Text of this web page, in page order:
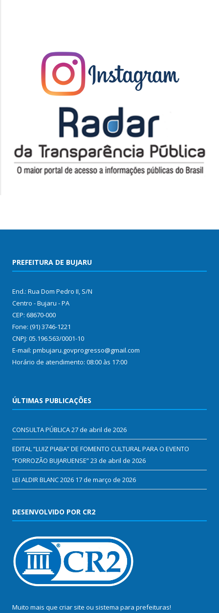
PREFEITURA DE BUJARU
End.: Rua Dom Pedro II, S/N
Centro - Bujaru - PA
CEP: 68670-000
Fone: (91) 3746-1221
CNPJ: 05.196.563/0001-10
E-mail: pmbujaru.govprogresso@gmail.com
Horário de atendimento: 08:00 às 17:00
ÚLTIMAS PUBLICAÇÕES
CONSULTA PÚBLICA27 de abril de 2026
EDITAL “LUIZ PIABA” DE FOMENTO CULTURAL PARA O EVENTO
“FORROZÃO BUJARUENSE”23 de abril de 2026
LEI ALDIR BLANC 2026 17 de março de 2026
DESENVOLVIDO POR CR2
Muito mais que criar site ou sistema para prefeituras!